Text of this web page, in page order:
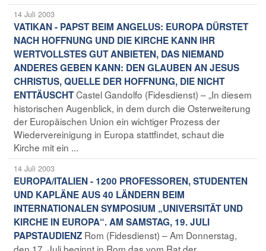
14 Juli 2003
VATIKAN - PAPST BEIM ANGELUS: EUROPA DÜRSTET
NACH HOFFNUNG UND DIE KIRCHE KANN IHR
WERTVOLLSTES GUT ANBIETEN, DAS NIEMAND
ANDERES GEBEN KANN: DEN GLAUBEN AN JESUS
CHRISTUS, QUELLE DER HOFFNUNG, DIE NICHT
ENTTÄUSCHTCastel Gandolfo (Fidesdienst) – „In diesem
historischen Augenblick, in dem durch die Osterweiterung
der Europäischen Union ein wichtiger Prozess der
Wiedervereinigung in Europa stattfindet, schaut die
Kirche mit ein ...
14 Juli 2003
EUROPA/ITALIEN - 1200 PROFESSOREN, STUDENTEN
UND KAPLÄNE AUS 40 LÄNDERN BEIM
INTERNATIONALEN SYMPOSIUM „UNIVERSITÄT UND
KIRCHE IN EUROPA“. AM SAMSTAG, 19. JULI
PAPSTAUDIENZ Rom (Fidesdienst) – Am Donnerstag,